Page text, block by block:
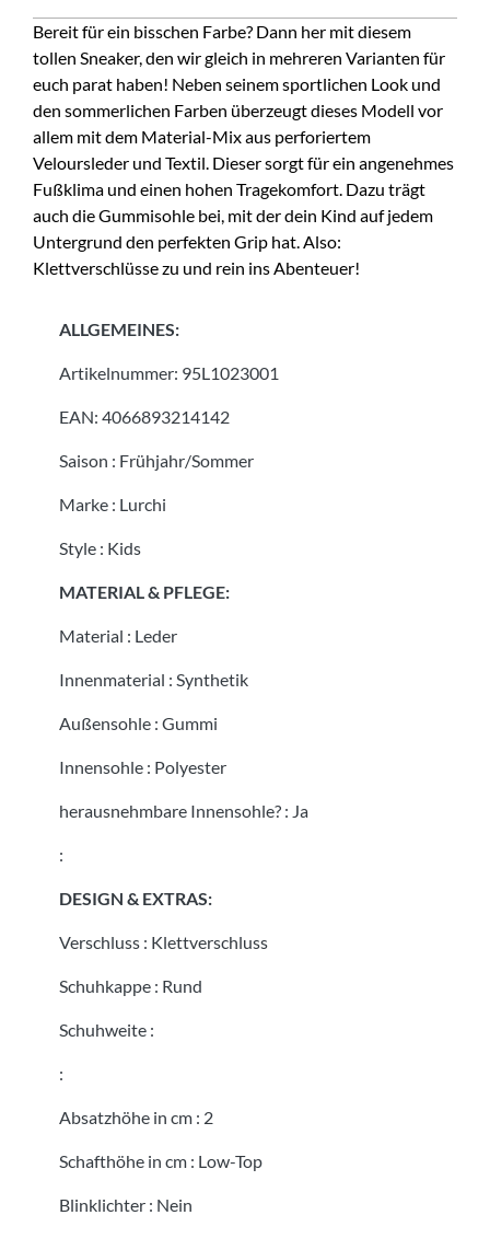
Bereit für ein bisschen Farbe? Dann her mit diesem
tollen Sneaker, den wir gleich in mehreren Varianten für
euch parat haben! Neben seinem sportlichen Look und
den sommerlichen Farben überzeugt dieses Modell vor
allem mit dem Material-Mix aus perforiertem
Veloursleder und Textil. Dieser sorgt für ein angenehmes
Fußklima und einen hohen Tragekomfort. Dazu trägt
auch die Gummisohle bei, mit der dein Kind auf jedem
Untergrund den perfekten Grip hat. Also:
Klettverschlüsse zu und rein ins Abenteuer!
ALLGEMEINES:
Artikelnummer: 95L1023001
EAN: 4066893214142
Saison : Frühjahr/Sommer
Marke : Lurchi
Style : Kids
MATERIAL & PFLEGE:
Material : Leder
Innenmaterial : Synthetik
Außensohle : Gummi
Innensohle : Polyester
herausnehmbare Innensohle? : Ja
:
DESIGN & EXTRAS:
Verschluss : Klettverschluss
Schuhkappe : Rund
Schuhweite :
:
Absatzhöhe in cm : 2
Schafthöhe in cm : Low-Top
Blinklichter : Nein